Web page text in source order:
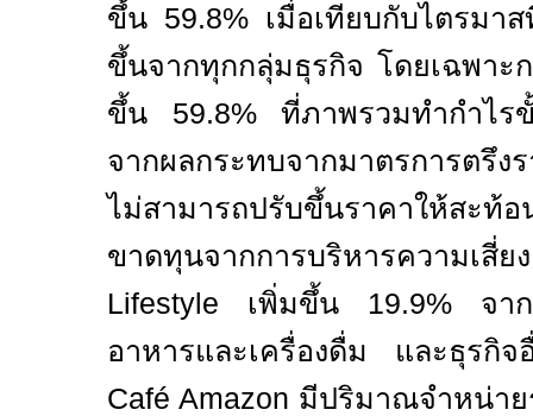
ขึ้น 59.8% เมื่อเทียบกับไตรมา
ขึ้นจากทุกกลุ่มธุรกิจ โดยเฉพาะ
ขึ้น 59.8% ที่ภาพรวมทำกำไร
จากผลกระทบจากมาตรการตรึ
ไม่สามารถปรับขึ้นราคาให้สะท้
ขาดทุนจากการบริหารควา
Lifestyle เพิ่มขึ้น 19.9% จา
อาหารและเครื่องดื่ม และธุรกิ
Café Amazon มีปริมาณจำหน่า